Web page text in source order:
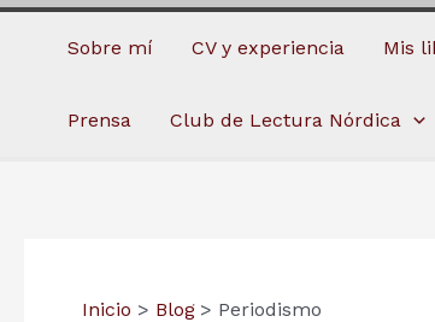
Sobre mí CV y experiencia Mis
Prensa Club de Lectura Nórdica
Inicio Blog Periodismo